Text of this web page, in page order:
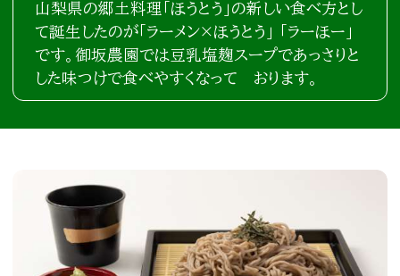
山梨県の郷土料理「ほうとう」の新しい食べ方とし
て誕生したのが「ラーメン×ほうとう」 「ラーほー」
です。御坂農園では豆乳塩麹スープであっさりと
した味つけで食べやすくなって おります。